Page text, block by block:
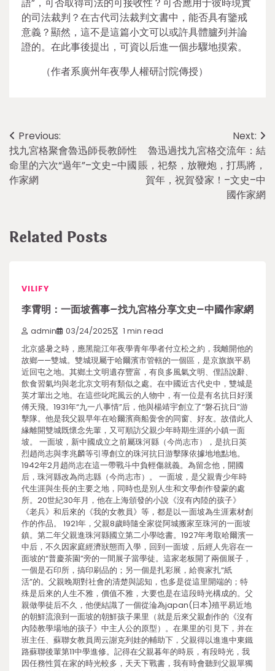
的司法裁判？在古代司法裁判文書中，能否具有鑒戒
意義？顯然，這不是這篇小文可以或許具體臚列并論
證的。在此事後提出，可資以后進一個步驟地摸索。
（作者系廣州年夜學人權研討院傳授）
Post
navigation
Previous:
找九宮格聚會魯迅師長教師性
命里的六次“過年”–文史–中國
作家網
Next:
魯迅過找九宮格交流年：結
賬，祀祭，放鞭炮，打馬將，
賀年，祝賀發家！–文史–中
國作家網
Related Posts
VILIFY
李霄明：一面坡舊事–找九宮格分享文史–中國作家網
admin 03/24/2025 1 min read
北京盛暑之時，應黑龍江年夜學青年學者付立松之約，我離開他的
故鄉——雙城。雙城現屬于哈爾濱市管轄的一個區，是京旗旗平易
近回屯之地。其鄉土文明遺存豐富，有良多風氣文明、俚語說辭、
飲食習氣均與老北京文明有類似之處。在中國近古代史中，雙城是
英才輩出之地。在這些叱咤風云的人物中，有一位是有名抗日好漢
傅天飛。1931年“九一八事情”后，他與楊靖宇創立了“磐石抗日”游
擊隊。他是我父親早年在哈爾濱商船黌舍的同窗、好友。故借此人
緣離開雙城既懷念先輩，又可順訪父親少年時期生涯的小鎮一面
坡。 一面坡，新中國成立之前屬珠河縣（今尚志市），是抗日英
烈趙尚志與李兆麟等引導創立的珠河抗日游擊隊依據地地點地。
1942年2月趙尚志在這一帶戰斗中負輕傷就義。為留念他，開國
后，珠河縣改為尚志縣（今尚志市）。 一面坡，是父親青少年時
代生涯與生長的主要之地，同時也是別人生和文學創作發蒙的處
所。20世紀30年月，他在上海頒發的小說《沒有內陸的孩子》
《老兵》和后來的《我的女教員》等，都是以一面坡為生涯素材創
作的作品。 1921年，父親8歲時隨全家從阿城搬家至珠河的一面坡
鎮。第二年父親進珠河縣國立第二小學唸書。1927年考取哈爾濱一
中后，不久因家庭經濟狀態而入學，回到一面坡，后經人先容在一
面坡的“普慶茶園”旁的一間展子當學徒。這家老板開了兩個展子，
一個是石印所，搞印刷品的；另一個是扎彩展，給喪家扎“紙
活”的。父親晚期對社會的清楚與認知，也多是從這里開端的；特
殊是后來的人生不雅，價值不雅，大要也是在這段時光構成的。父
親做學徒后不久，他便結識了一個從淪為japan(日本)殖平易近地
的朝鮮流浪到一面坡的朝鮮孩子果里（就是后來父親創作的《沒有
內陸教學場地的孩子》中主人公的原型）。在果里的引見下，并在
班主任、蘇聯女教員周云謝克列娃的輔助下，父親得以進進中東鐵
路蘇聯後輩第11中學進修。記得在父親暮年的時辰，有段時光，我
因任務性質在家的時光較多，天天下戰書，我有時會聽到父親單獨